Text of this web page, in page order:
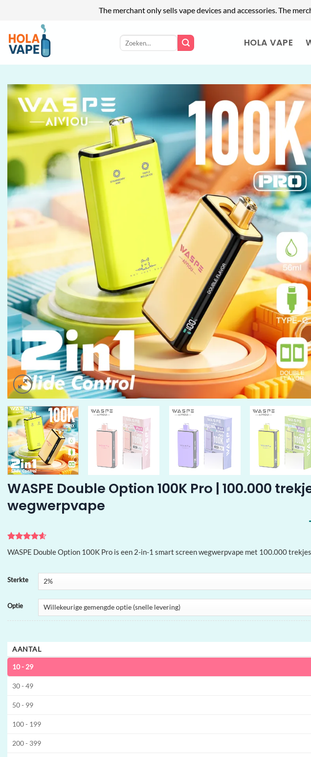
The merchant only sells vape devices and accessories. The
naar
inhoud
Zoeken
naar:
HOLA VAPE
WASPE Double Option 100K Pro | 100.000
wegwerpvape
Gewaardeerd
4.6op 5
5
waarderingen
WASPE Double Option 100K Pro is een 2-in-1 smart screen wegwerpvape met 100.000
Sterkte
Optie
AANTAL
10 - 29
30 - 49
50 - 99
100 - 199
200 - 399